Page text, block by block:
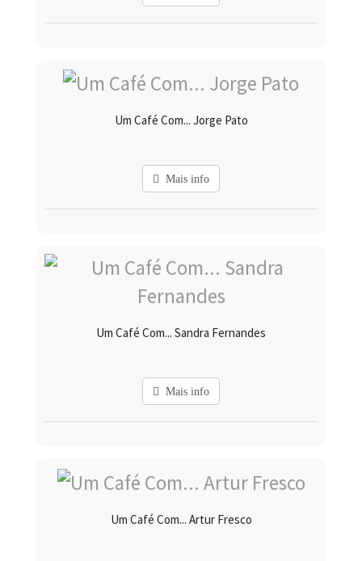
Um Café Com... Jorge Pato
Mais info
Um Café Com... Sandra Fernandes
Mais info
Um Café Com... Artur Fresco